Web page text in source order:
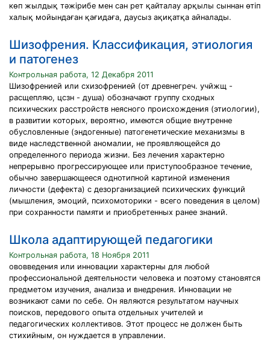
көп жылдық тәжірибе мен сан рет қайталау арқылы сыннан өтіп
халық мойындаған қағидаға, даусыз ақиқатқа айналады.
Шизофрения. Классификация, этиология
и патогенез
Контрольная работа, 12 Декабря 2011
Шизофренией или схизофренией (от древнегреч. учйжщ -
расщепляю, цсзн - душа) обозначают группу сходных
психических расстройств неясного происхождения (этиологии),
в развитии которых, вероятно, имеются общие внутренне
обусловленные (эндогенные) патогенетические механизмы в
виде наследственной аномалии, не проявляющейся до
определенного периода жизни. Без лечения характерно
непрерывно прогрессирующее или приступообразное течение,
обычно завершающееся однотипной картиной изменения
личности (дефекта) с дезорганизацией психических функций
(мышления, эмоций, психомоторики - всего поведения в целом)
при сохранности памяти и приобретенных ранее знаний.
Школа адаптирующей педагогики
Контрольная работа, 18 Ноября 2011
ововведения или инновации характерны для любой
профессиональной деятельности человека и поэтому становятся
предметом изучения, анализа и внедрения. Инновации не
возникают сами по себе. Он являются результатом научных
поисков, передового опыта отдельных учителей и
педагогических коллективов. Этот процесс не должен быть
стихийным, он нуждается в управлении.